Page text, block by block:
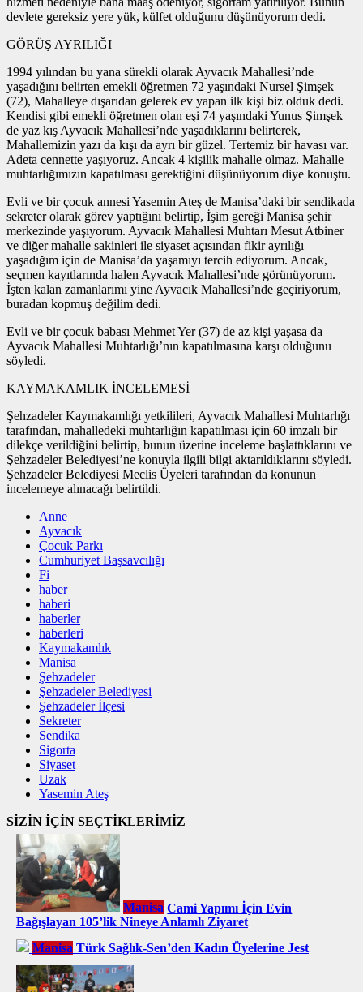
devlete gereksiz yere yük, külfet olduğunu düşünüyorum dedi.
GÖRÜŞ AYRILIĞI
1994 yılından bu yana sürekli olarak Ayvacık Mahallesi’nde
yaşadığını belirten emekli öğretmen 72 yaşındaki Nursel Şimşek
(72), Mahalleye dışarıdan gelerek ev yapan ilk kişi biz olduk dedi.
Kendisi gibi emekli öğretmen olan eşi 74 yaşındaki Yunus Şimşek
de yaz kış Ayvacık Mahallesi’nde yaşadıklarını belirterek,
Mahallemizin yazı da kışı da ayrı bir güzel. Tertemiz bir havası var.
Adeta cennette yaşıyoruz. Ancak 4 kişilik mahalle olmaz. Mahalle
muhtarlığımızın kapatılması gerektiğini düşünüyorum diye konuştu.
Evli ve bir çocuk annesi Yasemin Ateş de Manisa’daki bir sendikada
sekreter olarak görev yaptığını belirtip, İşim gereği Manisa şehir
merkezinde yaşıyorum. Ayvacık Mahallesi Muhtarı Mesut Atbiner
ve diğer mahalle sakinleri ile siyaset açısından fikir ayrılığı
yaşadığım için de Manisa’da yaşamıyı tercih ediyorum. Ancak,
seçmen kayıtlarında halen Ayvacık Mahallesi’nde görünüyorum.
İşten kalan zamanlarımı yine Ayvacık Mahallesi’nde geçiriyorum,
buradan kopmuş değilim dedi.
Evli ve bir çocuk babası Mehmet Yer (37) de az kişi yaşasa da
Ayvacık Mahallesi Muhtarlığı’nın kapatılmasına karşı olduğunu
söyledi.
KAYMAKAMLIK İNCELEMESİ
Şehzadeler Kaymakamlığı yetkilileri, Ayvacık Mahallesi Muhtarlığı
tarafından, mahalledeki muhtarlığın kapatılması için 60 imzalı bir
dilekçe verildiğini belirtip, bunun üzerine inceleme başlattıklarını ve
Şehzadeler Belediyesi’ne konuyla ilgili bilgi aktarıldıklarını söyledi.
Şehzadeler Belediyesi Meclis Üyeleri tarafından da konunun
incelemeye alınacağı belirtildi.
Anne
Ayvacık
Çocuk Parkı
Cumhuriyet Başsavcılığı
Fi
haber
haberi
haberler
haberleri
Kaymakamlık
Manisa
Şehzadeler
Şehzadeler Belediyesi
Şehzadeler İlçesi
Sekreter
Sendika
Sigorta
Siyaset
Uzak
Yasemin Ateş
SİZİN İÇİN SEÇTİKLERİMİZ
Manisa Cami Yapımı İçin Evin
Bağışlayan 105’lik Nineye Anlamlı Ziyaret
Manisa Türk Sağlık-Sen’den Kadın Üyelerine Jest